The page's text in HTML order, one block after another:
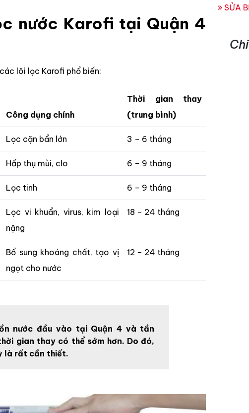
nước Karofi tại Quận 4
lõi lọc Karofi phổ biến:
Công dụng chính
Thời gian thay
(trung bình)
Lọc cặn bẩn lớn 3 – 6 tháng
Hấp thụ mùi, clo 6 – 9 tháng
Lọc tinh 6 – 9 tháng
Lọc vi khuẩn, virus, kim loại
nặng
18 – 24 tháng
Bổ sung khoáng chất, tạo vị
ngọt cho nước
12 – 24 tháng
nước đầu vào tại Quận 4 và tần
gian thay có thể sớm hơn. Do đó,
là rất cần thiết.
SỬA